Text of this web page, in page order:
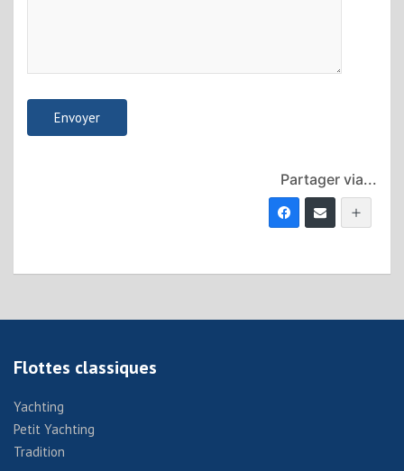
Partager via...
Flottes classiques
Yachting
Petit Yachting
Tradition